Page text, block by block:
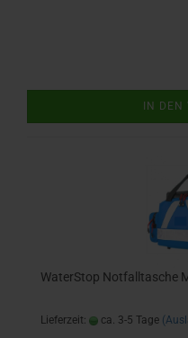
IN DEN
WaterStop Notfalltasche
Lieferzeit: ca. 3-5 Tage